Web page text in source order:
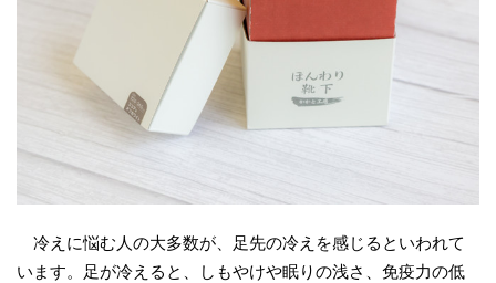
冷えに悩む人の大多数が、足先の冷えを感じるといわれて
います。足が冷えると、しもやけや眠りの浅さ、免疫力の低